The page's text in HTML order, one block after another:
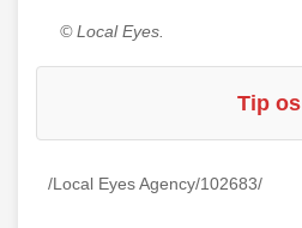
© Local Eyes.
Tip os
/Local Eyes Agency/102683/